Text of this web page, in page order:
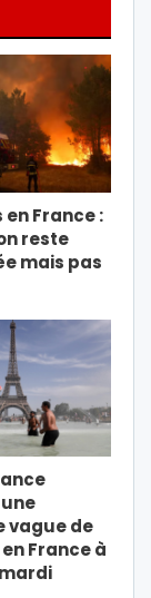
France :
reste
mais pas
vague de
France à